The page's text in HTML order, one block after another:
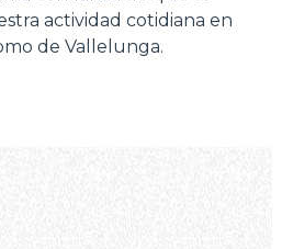
actividad cotidiana en
de Vallelunga.